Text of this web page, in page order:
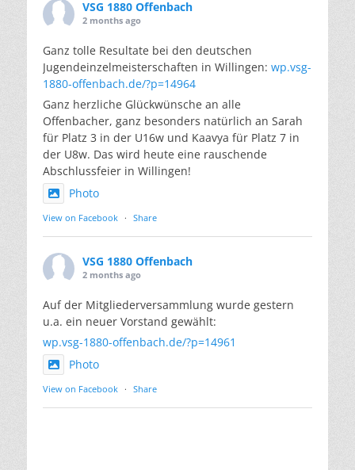
VSG 1880 Offenbach
2 months ago
Ganz tolle Resultate bei den deutschen
Jugendeinzelmeisterschaften in Willingen: wp.vsg-
1880-offenbach.de/?p=14964
Ganz herzliche Glückwünsche an alle
Offenbacher, ganz besonders natürlich an Sarah
für Platz 3 in der U16w und Kaavya für Platz 7 in
der U8w. Das wird heute eine rauschende
Abschlussfeier in Willingen!
Photo
View on Facebook · Share
VSG 1880 Offenbach
2 months ago
Auf der Mitgliederversammlung wurde gestern
u.a. ein neuer Vorstand gewählt:
wp.vsg-1880-offenbach.de/?p=14961
Photo
View on Facebook · Share